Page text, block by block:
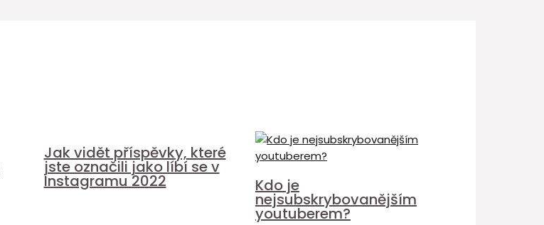
Jak vidět příspěvky, které
jste označili jako líbí se v
Instagramu 2022 Kdo je
nejsubskrybovanějším
youtuberem?